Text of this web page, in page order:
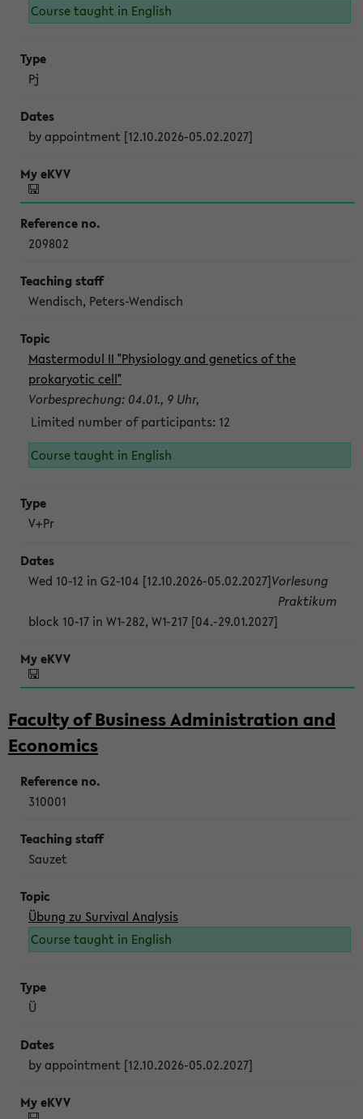
Course taught in English
Pj
by appointment [12.10.2026-05.02.2027]
209802
Wendisch, Peters-Wendisch
Mastermodul II "Physiology and genetics of the
prokaryotic cell"
Vorbesprechung: 04.01., 9 Uhr,
Limited number of participants: 12
Course taught in English
V+Pr
Wed 10-12 in G2-104 [12.10.2026-05.02.2027]Vorlesung
block 10-17 in W1-282, W1-217 [04.-29.01.2027]
Praktikum
Faculty of Business Administration and
Economics
310001
Sauzet
Übung zu Survival Analysis
Course taught in English
Ü
by appointment [12.10.2026-05.02.2027]